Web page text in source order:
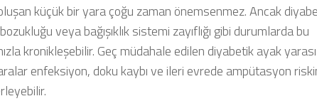
küçük bir yara çoğu zaman önemsenmez. Ancak
veya bağışıklık sistemi zayıflığı gibi durumlarda bu
kronikleşebilir. Geç müdahale edilen diyabetik ayak
enfeksiyon, doku kaybı ve ileri evrede ampütasyon